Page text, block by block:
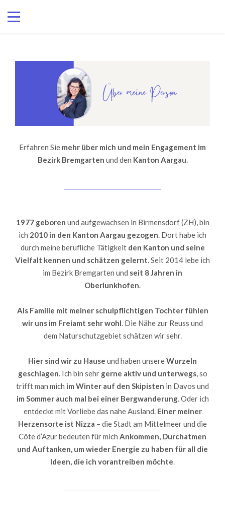
Erfahren Sie mehr über mich und mein Engagement im
Bezirk Bremgarten und den Kanton Aargau.
1977 geboren und aufgewachsen in Birmensdorf (ZH), bin
ich 2010 in den Kanton Aargau gezogen. Dort habe ich
durch meine berufliche Tätigkeit den Kanton und seine
Vielfalt kennen und schätzen gelernt. Seit 2014 lebe ich
im Bezirk Bremgarten und seit 8 Jahren in
Oberlunkhofen.
Als Familie mit meiner schulpflichtigen Tochter fühlen
wir uns im Freiamt sehr wohl. Die Nähe zur Reuss und
dem Naturschutzgebiet schätzen wir sehr.
Hier sind wir zu Hause und haben unsereWurzeln
geschlagen. Ich bin sehr gerne aktiv und unterwegs, so
trifft man mich im Winter auf den Skipisten in Davos und
im Sommer auch mal bei einer Bergwanderung. Oder ich
entdecke mit Vorliebe das nahe Ausland. Einer meiner
Herzensorte ist Nizza – die Stadt am Mittelmeer und die
Côte d’Azur bedeuten für mich Ankommen, Durchatmen
und Auftanken, um wieder Energie zu haben für all die
Ideen, die ich vorantreiben möchte.